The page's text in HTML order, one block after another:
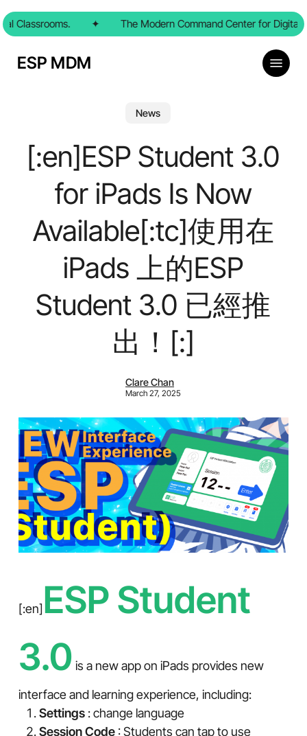
to
main
content
Classrooms. The Modern Command Center for Digital
ESP MDM Menu
News
[:en]ESP Student 3.0
for iPads Is Now
Available[:tc]使用在
iPads 上的ESP
Student 3.0 已經推
出！[:]
Clare Chan
March 27, 2025
[:en]ESP Student
3.0 is a new app on iPads provides new
interface and learning experience, including:
Settings: change language
Session Code: Students can tap to use